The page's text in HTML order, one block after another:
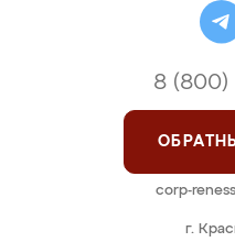
г.
8 (800)
corp-